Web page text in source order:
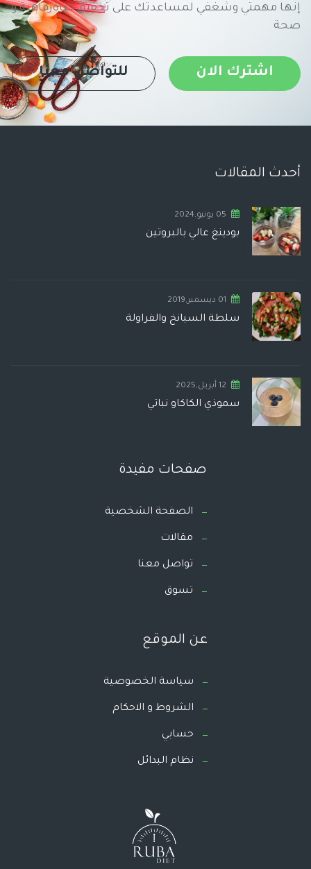
إنها مهمتي وشغفي لمساعدتك على تحقيق حياةرفاهية و
صحة
اشترك الان للتواصل معنا
أحدث المقالات
05 يونيو,2024
بودينغ عالي بالبروتين
01 ديسمبر,2019
سلطة السبانخ والفراولة
12 أبريل,2025
سموذي الكاكاو نباتي
صفحات مفيدة
الصفحة الشخصية
مقالات
تواصل معنا
تسوق
عن الموقع
سياسة الخصوصية
الشروط و الاحكام
حسابي
نظام البدائل